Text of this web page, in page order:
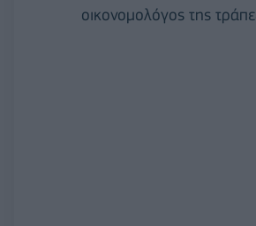
οικονομολόγος της